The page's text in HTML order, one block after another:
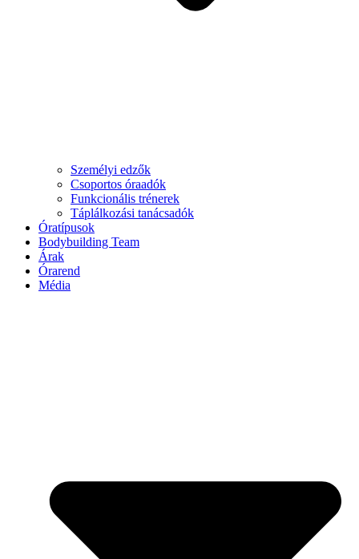
Személyi edzők
Csoportos óraadók
Funkcionális trénerek
Táplálkozási tanácsadók
Óratípusok
Bodybuilding Team
Árak
Órarend
Média